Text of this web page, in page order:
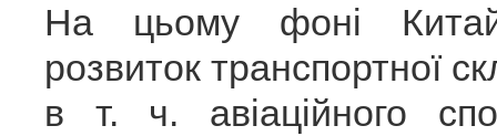
На цьому фоні
розвиток транспортної
в т. ч. авіаційного